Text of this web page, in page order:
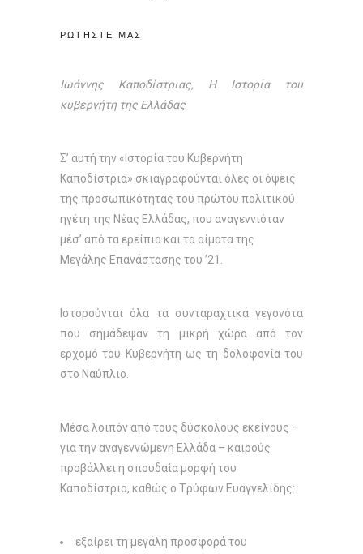
ΡΩΤΗΣΤΕ ΜΑΣ
Ιωάννης Καποδίστριας, Η Ιστορία του
κυβερνήτη της Ελλάδας
Σ’ αυτή την «Iστορία του Kυβερνήτη
Kαποδίστρια» σκιαγραφούνται όλες οι όψεις
της προσωπικότητας του πρώτου πολιτικού
ηγέτη της Nέας Eλλάδας, που αναγεννιόταν
μέσ’ από τα ερείπια και τα αίματα της
Mεγάλης Eπανάστασης του ’21.
Ιστορούνται όλα τα συνταραχτικά γεγονότα
που σημάδεψαν τη μικρή χώρα από τον
ερχομό του Kυβερνήτη ως τη δολοφονία του
στο Nαύπλιο.
Mέσα λοιπόν από τους δύσκολους εκείνους –
για την αναγεννώμενη Eλλάδα – καιρούς
προβάλλει η σπουδαία μορφή του
Kαποδίστρια, καθώς ο Tρύφων Eυαγγελίδης:
εξαίρει τη μεγάλη προσφορά του